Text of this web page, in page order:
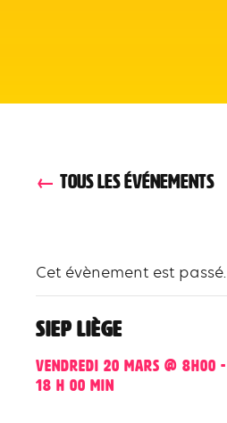
TOUS LES ÉVÉNEMENTS
Cet évènement est passé.
SIEP Liège
vendredi 20 mars @ 8h00 -
18 h 00 min